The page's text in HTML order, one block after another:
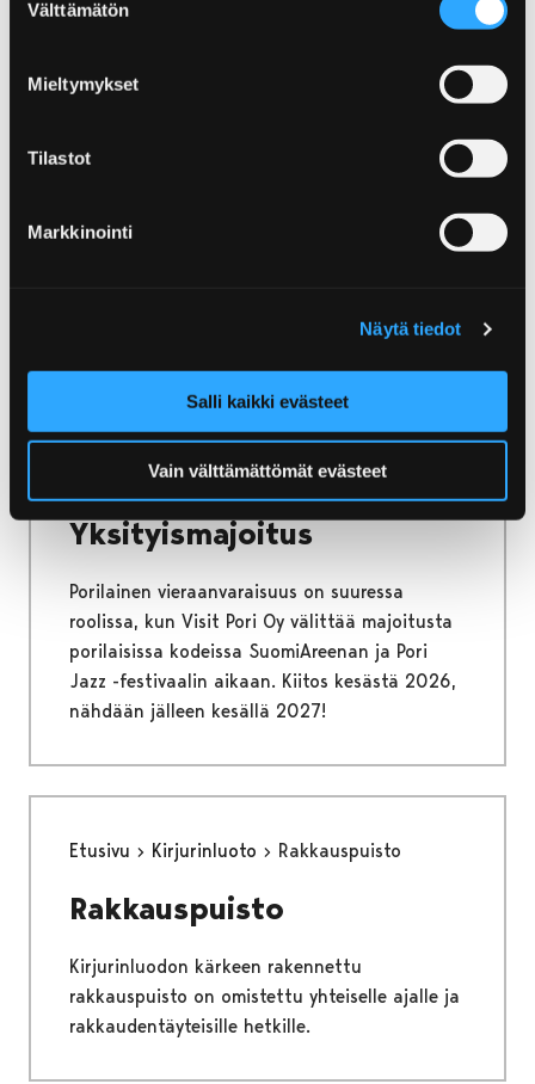
valinta
Välttämätön
Mieltymykset
Tilastot
Markkinointi
Näytä tiedot
Salli kaikki evästeet
Vain välttämättömät evästeet
ulkosaaristoon.
Etusivu
Tapahtumien markkinointi
Yhteistyö Visit Porin kanssa on ratkaisu!
Majoitu ja nauti Yksityismajoitus
Yksityismajoitus
Porilainen vieraanvaraisuus on suuressa
roolissa, kun Visit Pori Oy välittää majoitusta
porilaisissa kodeissa SuomiAreenan ja Pori
Jazz -festivaalin aikaan. Kiitos kesästä 2026,
nähdään jälleen kesällä 2027!
Etusivu Kirjurinluoto Rakkauspuisto
Rakkauspuisto
Kirjurinluodon kärkeen rakennettu
rakkauspuisto on omistettu yhteiselle ajalle ja
rakkaudentäyteisille hetkille.